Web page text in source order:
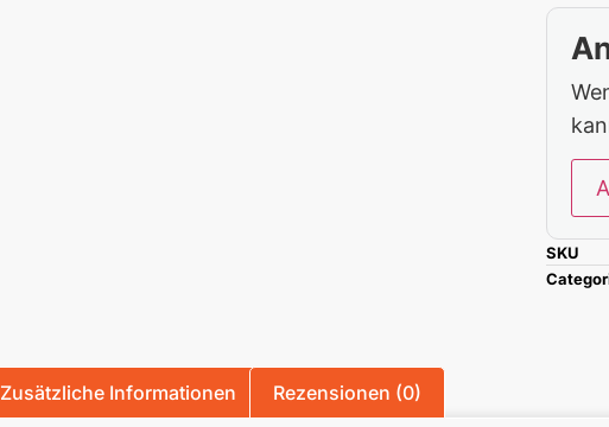
SKU
Zusätzliche Informationen Rezensionen (0)